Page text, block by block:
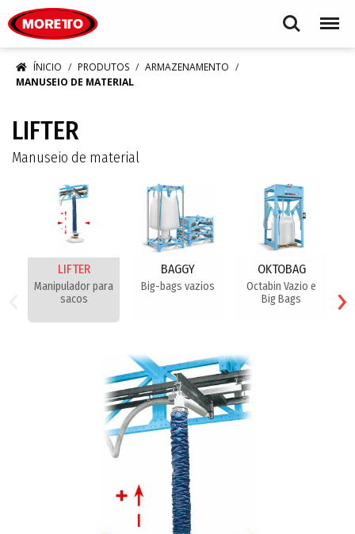
Search Menu
ÍNICIO PRODUTOS
ARMAZENAMENTO
MANUSEIO DE MATERIAL
LIFTER
Manuseio de material
LIFTER
Manipulador para
sacos
BAGGY
Big-bags vazios
OKTOBAG
Octabin Vazio e
Big Bags
›